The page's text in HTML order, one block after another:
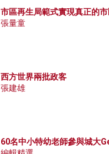
市區再生局範式實現真正的
張量童
西方世界兩批政客
張建雄
60名中小特幼老師參與城大